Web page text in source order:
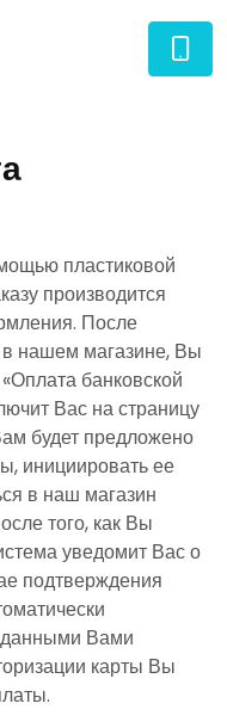
пластиковой
производится
После
нашем магазине, Вы
банковской
Вас на страницу
будет предложено
инициировать ее
в наш магазин
того, как Вы
уведомит Вас о
подтверждения
Вами
карты Вы